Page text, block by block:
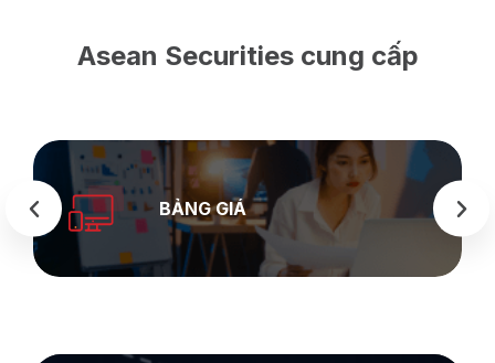
Asean Securities cung cấp
BẢNG GIÁ